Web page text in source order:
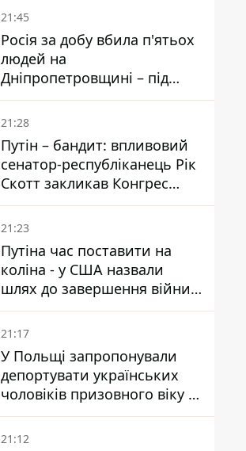
голосування
21:45
Росія за добу вбила п'ятьох
людей на
Дніпропетровщині – під
ударами опинилися п'ять
районів області
21:28
Путін – бандит: впливовий
сенатор-республіканець Рік
Скотт закликав Конгрес
притягнути РФ до
відповідальності за війну в
Україні
21:23
Путіна час поставити на
коліна - у США назвали
шлях до завершення війни -
National Security Journal
21:17
У Польщі запропонували
депортувати українських
чоловіків призовного віку -
кого це може торкнутися
21:12